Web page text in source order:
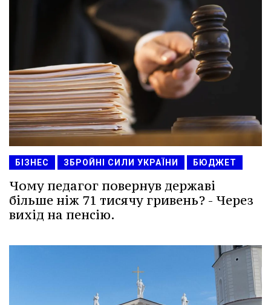
БІЗНЕС ЗБРОЙНІ СИЛИ УКРАЇНИ БЮДЖЕТ
Чому педагог повернув державі
більше ніж 71 тисячу гривень? - Через
вихід на пенсію.